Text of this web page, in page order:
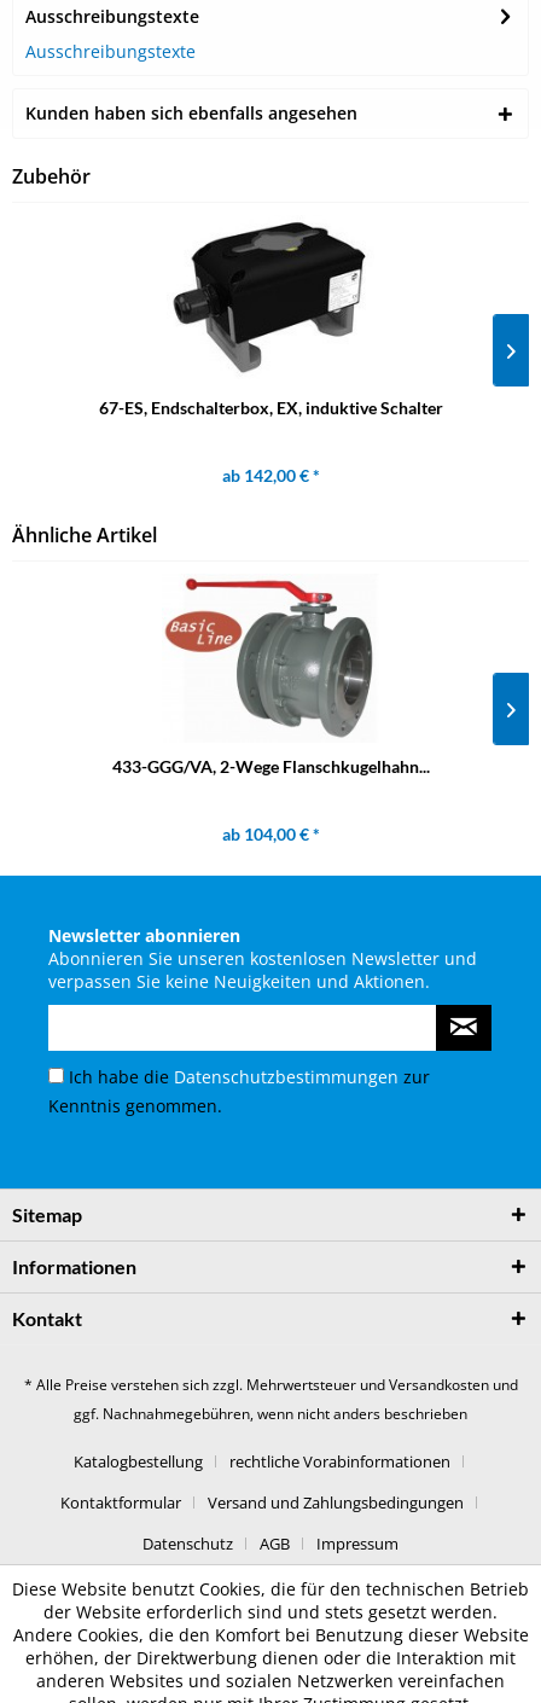
Ausschreibungstexte
Ausschreibungstexte
Kunden haben sich ebenfalls angesehen
Zubehör
67-ES, Endschalterbox, EX, induktive Schalter
ab 142,00 € *
Ähnliche Artikel
433-GGG/VA, 2-Wege Flanschkugelhahn...
ab 104,00 € *
Newsletter abonnieren
Abonnieren Sie unseren kostenlosen Newsletter und
verpassen Sie keine Neuigkeiten und Aktionen.
Ich habe die Datenschutzbestimmungen zur
Kenntnis genommen.
Sitemap
Informationen
Kontakt
* Alle Preise verstehen sich zzgl. Mehrwertsteuer undVersandkostenund
ggf. Nachnahmegebühren, wenn nicht anders beschrieben
Katalogbestellung
rechtliche Vorabinformationen
Kontaktformular
Versand und Zahlungsbedingungen
Datenschutz
AGB Impressum
Diese Website benutzt Cookies, die für den technischen Betrieb
der Website erforderlich sind und stets gesetzt werden.
Andere Cookies, die den Komfort bei Benutzung dieser Website
erhöhen, der Direktwerbung dienen oder die Interaktion mit
anderen Websites und sozialen Netzwerken vereinfachen